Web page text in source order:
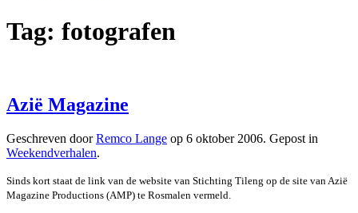
Tag: fotografen
Azië Magazine
Geschreven doorRemco Lange op 6 oktober 2006. Gepost in
Weekendverhalen.
Sinds kort staat de link van de website van Stichting Tileng op de site van Azië
Magazine Productions (AMP) te Rosmalen vermeld.